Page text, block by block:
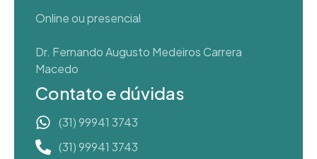
Online ou presencial
Dr. Fernando Augusto Medeiros Carrera
Macedo
Contato e dúvidas
(31) 99941 3743
(31) 99941 3743